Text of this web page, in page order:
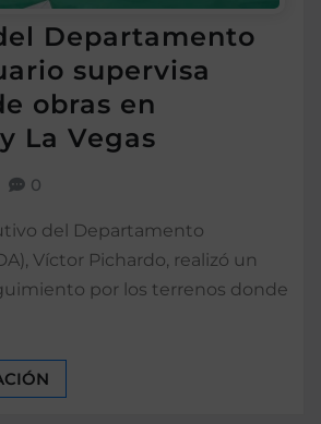
Departamento
supervisa
obras en
La Vegas
0
del Departamento
Víctor Pichardo, realizó un
por los terrenos donde